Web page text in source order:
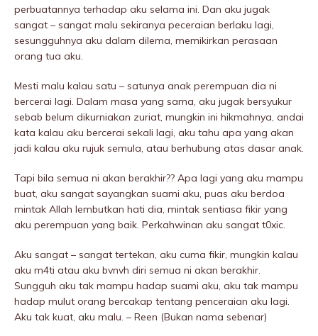
perbuatannya terhadap aku selama ini. Dan aku jugak
sangat – sangat malu sekiranya peceraian berlaku lagi,
sesungguhnya aku dalam dilema, memikirkan perasaan
orang tua aku.
Mesti malu kalau satu – satunya anak perempuan dia ni
bercerai lagi. Dalam masa yang sama, aku jugak bersyukur
sebab belum dikurniakan zuriat, mungkin ini hikmahnya, andai
kata kalau aku bercerai sekali lagi, aku tahu apa yang akan
jadi kalau aku rujuk semula, atau berhubung atas dasar anak.
Tapi bila semua ni akan berakhir?? Apa lagi yang aku mampu
buat, aku sangat sayangkan suami aku, puas aku berdoa
mintak Allah lembutkan hati dia, mintak sentiasa fikir yang
aku perempuan yang baik. Perkahwinan aku sangat t0xic.
Aku sangat – sangat tertekan, aku cuma fikir, mungkin kalau
aku m4ti atau aku bvnvh diri semua ni akan berakhir.
Sungguh aku tak mampu hadap suami aku, aku tak mampu
hadap mulut orang bercakap tentang penceraian aku lagi.
Aku tak kuat, aku malu. – Reen (Bukan nama sebenar)